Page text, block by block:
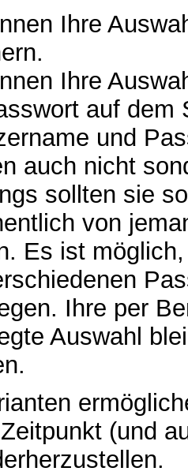
Ihre
Ihre
auf dem
und
auch nicht
sollten sie
von
Es ist
Ihre per
Auswahl
(und